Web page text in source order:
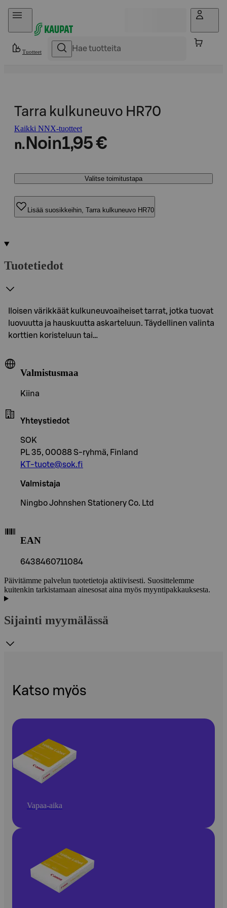
Hyppää sisältöön
Tuotteet
Tarra kulkuneuvo HR70
Kaikki NNX-tuotteet
n. Noin1,95 €
Valitse toimitustapa
Lisää suosikkeihin, Tarra kulkuneuvo HR70
Tuotetiedot
Iloisen värikkäät kulkuneuvoaiheiset tarrat, jotka tuovat
luovuutta ja hauskuutta askarteluun. Täydellinen valinta
korttien koristeluun tai…
Valmistusmaa
Kiina
Yhteystiedot
SOK
PL 35, 00088 S-ryhmä, Finland
KT-tuote@sok.fi
Valmistaja
Ningbo Johnshen Stationery Co. Ltd
EAN
6438460711084
Päivitämme palvelun tuotetietoja aktiivisesti. Suosittelemme
kuitenkin tarkistamaan ainesosat aina myös myyntipakkauksesta.
Sijainti myymälässä
Katso myös
Vapaa-aika